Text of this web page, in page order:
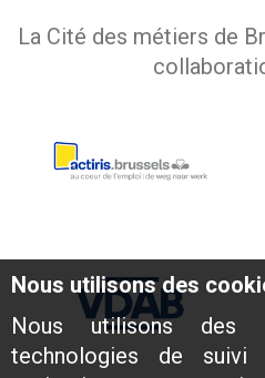
Nous utilisons des
Nous utilisons des
technologies de suivi
La Cité des métiers de